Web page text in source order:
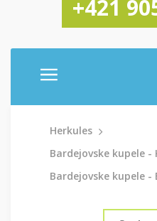
+421
Herkules
Bardejovske kupele -
Bardejovske kupele -